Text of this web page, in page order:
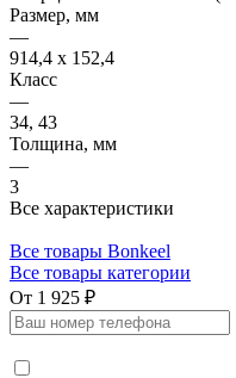
Размер, мм
—
914,4 x 152,4
Класс
—
34, 43
Толщина, мм
—
3
Все характеристики
Все товары Bonkeel
Все товары категории
От 1 925 ₽